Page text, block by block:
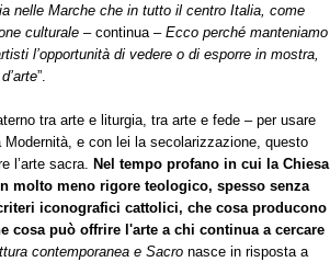
nelle Marche che in tutto il centro Italia, come
culturale – continua – Ecco perché manteniamo
l’opportunità di vedere o di esporre in mostra,
”.
tra arte e liturgia, tra arte e fede – per usare
e con lei la secolarizzazione, questo
l’arte sacra. Nel tempo profano in cui la Chiesa
molto meno rigore teologico, spesso senza
iconografici cattolici, che cosa producono
cosa può offrire l'arte a chi continua a cercare
contemporanea e Sacro nasce in risposta a